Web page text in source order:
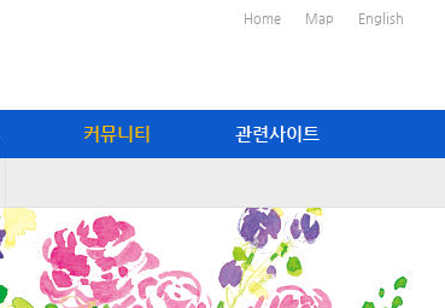
Home Map English
커뮤니티 관련사이트